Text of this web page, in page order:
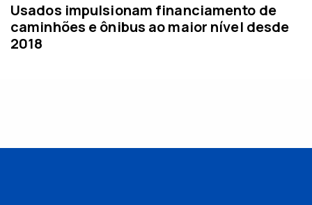
Usados impulsionam financiamento de
caminhões e ônibus ao maior nível desde
2018